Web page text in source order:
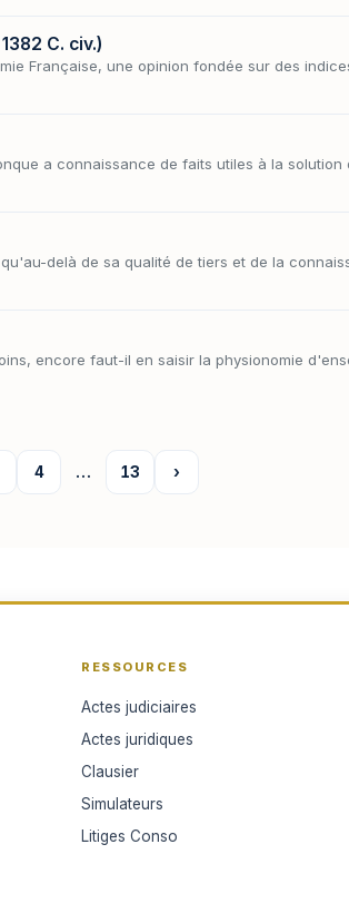
C. civ.)
Française, une opinion fondée sur des
a connaissance de faits utiles à la solution
delà de sa qualité de tiers et de la
encore faut-il en saisir la physionomie
4 … 13 ›
RESSOURCES
Actes judiciaires
Actes juridiques
Clausier
Simulateurs
Litiges Conso